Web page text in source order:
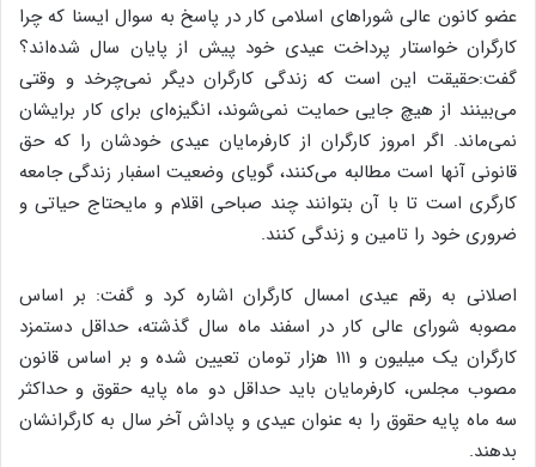
عضو کانون عالی شوراهای اسلامی کار در پاسخ به سوال ایسنا که چرا
کارگران خواستار پرداخت عیدی خود پیش از پایان سال شده‌اند؟
گفت:حقیقت این است که زندگی کارگران دیگر نمی‌چرخد و وقتی
می‌بینند از هیچ جایی حمایت نمی‌شوند، انگیزه‌ای برای کار برایشان
نمی‌ماند. اگر امروز کارگران از کارفرمایان عیدی خودشان را که حق
قانونی آنها است مطالبه می‌کنند، گویای وضعیت اسفبار زندگی جامعه
کارگری است تا با آن بتوانند چند صباحی اقلام و مایحتاج حیاتی و
ضروری خود را تامین و زندگی کنند.
اصلانی به رقم عیدی امسال کارگران اشاره کرد و گفت: بر اساس
مصوبه شورای عالی کار در اسفند ماه سال گذشته، حداقل دستمزد
کارگران یک میلیون و ۱۱۱ هزار تومان تعیین شده و بر اساس قانون
مصوب مجلس، کارفرمایان باید حداقل دو ماه پایه حقوق و حداکثر
سه ماه پایه حقوق را به عنوان عیدی و پاداش آخر سال به کارگرانشان
بدهند.